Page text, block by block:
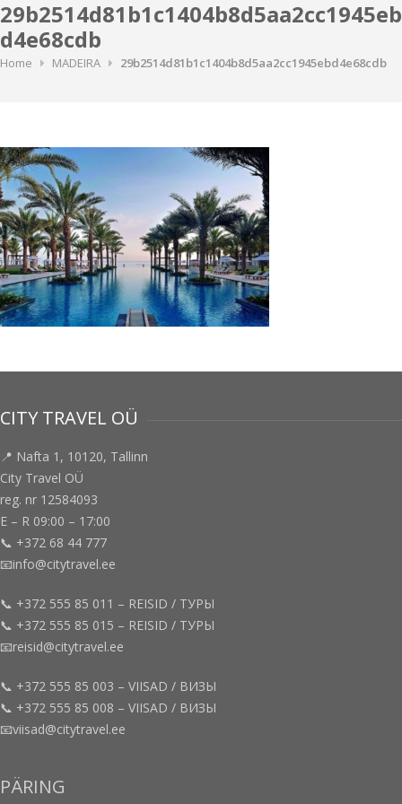
29b2514d81b1c1404b8d5aa2cc1945eb
d4e68cdb
Home MADEIRA 29b2514d81b1c1404b8d5aa2cc1945ebd4e68cdb
CITY TRAVEL OÜ
📍 Nafta 1, 10120, Tallinn
City Travel OÜ
reg. nr 12584093
E – R 09:00 – 17:00
📞 +372 68 44 777
📧info@citytravel.ee
📞 +372 555 85 011 – REISID / ТУРЫ
📞 +372 555 85 015 – REISID / ТУРЫ
📧reisid@citytravel.ee
📞 +372 555 85 003 – VIISAD / ВИЗЫ
📞 +372 555 85 008 – VIISAD / ВИЗЫ
📧viisad@citytravel.ee
PÄRING